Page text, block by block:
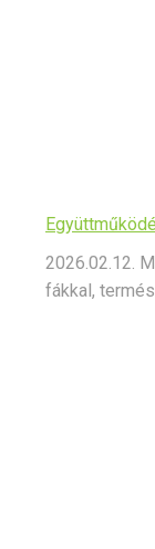
2026.02.12.
fákkal,